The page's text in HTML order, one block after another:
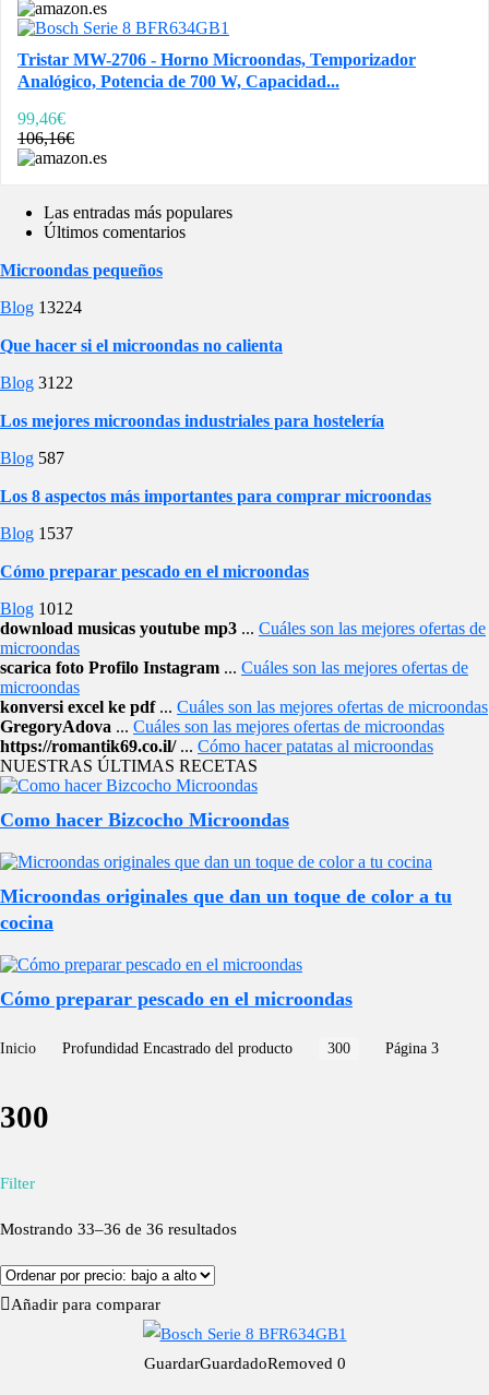
Tristar MW-2706 - Horno Microondas, Temporizador
Analógico, Potencia de 700 W, Capacidad...
99,46€
106,16€
Las entradas más populares
Últimos comentarios
Microondas pequeños
Blog 13224
Que hacer si el microondas no calienta
Blog 3122
Los mejores microondas industriales para hostelería
Blog 587
Los 8 aspectos más importantes para comprar microondas
Blog 1537
Cómo preparar pescado en el microondas
Blog 1012
download musicas youtube mp3 ... Cuáles son las mejores ofertas de
microondas
scarica foto Profilo Instagram ... Cuáles son las mejores ofertas de
microondas
konversi excel ke pdf... Cuáles son las mejores ofertas de microondas
GregoryAdova ... Cuáles son las mejores ofertas de microondas
https://romantik69.co.il/... Cómo hacer patatas al microondas
NUESTRAS ÚLTIMAS RECETAS
Como hacer Bizcocho Microondas
Microondas originales que dan un toque de color a tu
cocina
Cómo preparar pescado en el microondas
Inicio Profundidad Encastrado del producto 300 Página 3
300
Filter
Mostrando 33–36 de 36 resultados
Añadir para comparar
GuardarGuardadoRemoved 0